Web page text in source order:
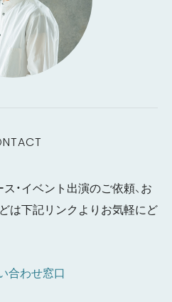
・イベント出演のご依頼、お
は下記リンクよりお気軽にど
合わせ窓口